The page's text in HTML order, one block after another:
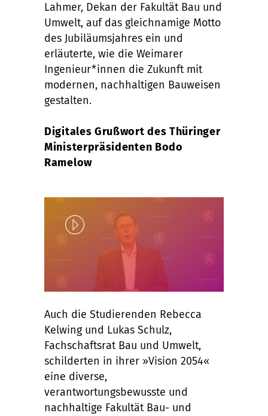
Lahmer, Dekan der Fakultät Bau und
Umwelt, auf das gleichnamige Motto
des Jubiläumsjahres ein und
erläuterte, wie die Weimarer
Ingenieur*innen die Zukunft mit
modernen, nachhaltigen Bauweisen
gestalten.
Digitales Grußwort des Thüringer
Ministerpräsidenten Bodo
Ramelow
Play
Unlock
Auch die Studierenden Rebecca
Kelwing und Lukas Schulz,
Fachschaftsrat Bau und Umwelt,
schilderten in ihrer »Vision 2054«
eine diverse,
verantwortungsbewusste und
nachhaltige Fakultät Bau- und